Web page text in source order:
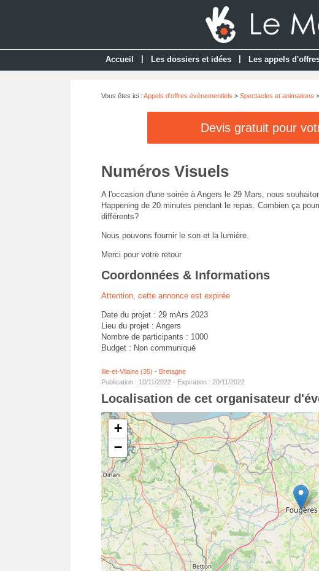
Accueil Les dossiers et idées Les appels
Vous êtes ici : Appels d'offres évènementiels > Spectacles et animations
Devis gratuit pour
Numéros Visuels
A l'occasion d'une soirée à Angers le 29 Mars, nous
Happening de 20 minutes pendant le repas. Combien ça
différents?
Nous pouvons fournir le son et la lumière.
Merci pour votre retour
Coordonnées & Informations
Attention, cette annonce est expirée
Date du projet : 29 mArs 2023
Lieu du projet : Angers
Nombre de participants : 1000
Budget : Non communiqué
Ille-et-Vilaine (35) - Bretagne
Publication : 10/11/2022 - Expiration : 20/11/2022
Localisation de cet organisateur
+
−